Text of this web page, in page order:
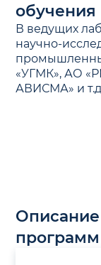
обучения
В ведущих
научно-
«УГМК», АО
АВИСМА» и
Описание
программ